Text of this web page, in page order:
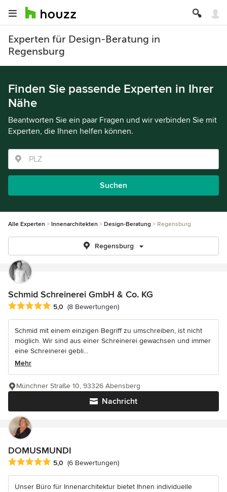
Experten für Design-Beratung in
Regensburg
Finden Sie passende Experten in Ihrer
Nähe
Beantworten Sie ein paar Fragen und wir verbinden Sie mit
Experten, die Ihnen helfen können.
Suchen
Alle Experten Innenarchitekten Design-Beratung Regensburg
Regensburg
Schmid Schreinerei GmbH & Co. KG
Durchschnittliche Bewertung: 5 von 5 Sternen
5,0 (8 Bewertungen)
Schmid mit einem einzigen Begriff zu umschreiben, ist nicht
möglich. Wir sind aus einer Schreinerei gewachsen und immer
eine Schreinerei gebli...
Mehr
Nachricht
Münchner Straße 10, 93326 Abensberg
DOMUSMUNDI
Durchschnittliche Bewertung: 5 von 5 Sternen
5,0 (6 Bewertungen)
Unser Büro für Innenarchitektur bietet Ihnen individuelle